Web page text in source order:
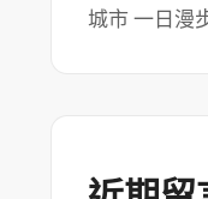
城市 一日漫